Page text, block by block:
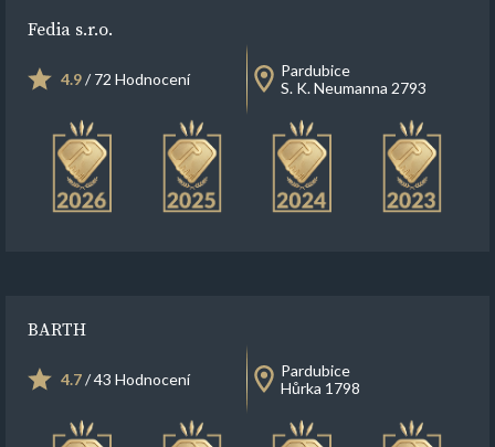
Fedia s.r.o.
4.9/ 72 Hodnocení
Pardubice
S. K. Neumanna 2793
BARTH
4.7/ 43 Hodnocení
Pardubice
Hůrka 1798